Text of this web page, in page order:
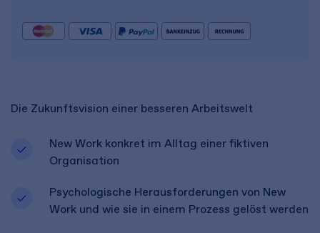
Die Zukunftsvision einer besseren Arbeitswelt
New Work konkret im Alltag einer fiktiven
Organisation
Psychologische Herausforderungen von New
Work und wie sie in einem Prozess gelöst werden